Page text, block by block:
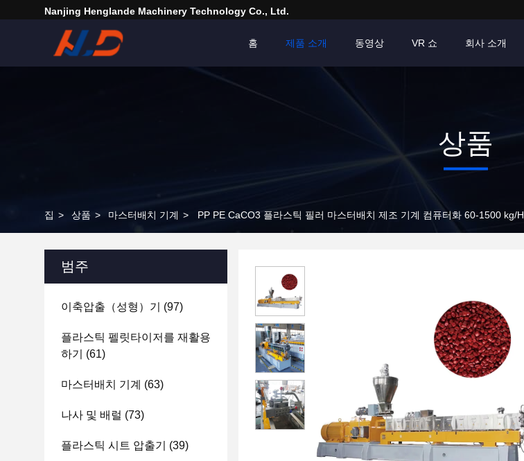
Nanjing Henglande Machinery Technology Co., Ltd.
홈 제품 소개 동영상 VR 쇼 회사 소개
상품
집 > 상품 > 마스터배치 기계 > PP PE CaCO3 플라스틱 필러 마스터배치 제조 기계 컴퓨터화 60-1500 kg/H
범주
이축압출（성형）기 (97)
플라스틱 펠릿타이저를 재활용
하기
(61)
마스터배치 기계 (63)
나사 및 배럴 (73)
플라스틱 시트 압출기 (39)